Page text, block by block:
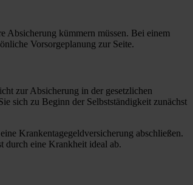
Absicherung kümmern müssen. Bei einem
Vorsorgeplanung zur Seite.
zur Absicherung in der gesetzlichen
sich zu Beginn der Selbstständigkeit zunächst
Krankentagegeldversicherung abschließen.
durch eine Krankheit ideal ab.